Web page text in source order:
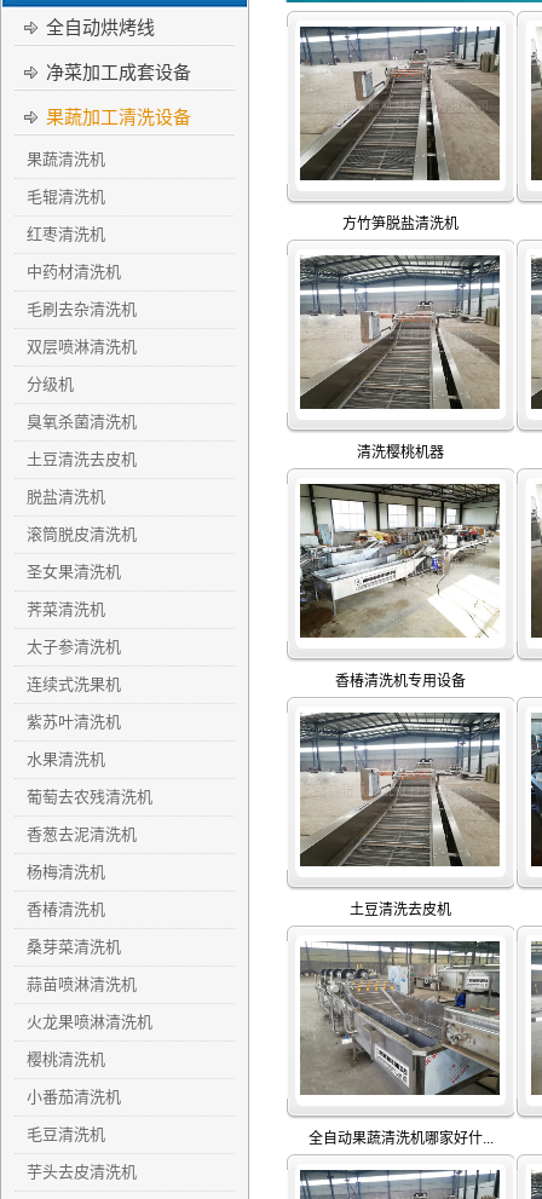
全自动烘烤线
净菜加工成套设备
果蔬加工清洗设备
果蔬清洗机
毛辊清洗机
红枣清洗机
中药材清洗机
毛刷去杂清洗机
双层喷淋清洗机
分级机
臭氧杀菌清洗机
土豆清洗去皮机
脱盐清洗机
滚筒脱皮清洗机
圣女果清洗机
荠菜清洗机
太子参清洗机
连续式洗果机
紫苏叶清洗机
水果清洗机
葡萄去农残清洗机
香葱去泥清洗机
杨梅清洗机
香椿清洗机
桑芽菜清洗机
蒜苗喷淋清洗机
火龙果喷淋清洗机
樱桃清洗机
小番茄清洗机
毛豆清洗机
芋头去皮清洗机
方竹笋脱盐清洗机
清洗樱桃机器
香椿清洗机专用设备
土豆清洗去皮机
全自动果蔬清洗机哪家好什...